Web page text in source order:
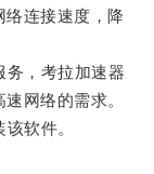
连接速度，降
，考拉加速器
网络的需求。
软件。